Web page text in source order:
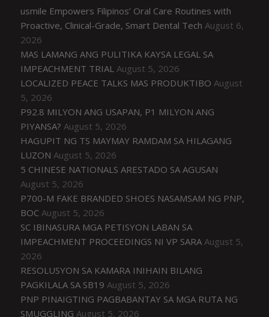
usmile Empowers Filipinos’ Oral Care Routines with
Proactive, Clinical-Grade, Smart Dental Tech August 6,
2026
MAS LAMANG ANG PULITIKA KAYSA LEGAL SA
IMPEACHMENT TRIAL August 5, 2026
LOCALIZED PEACE TALKS MAS PRODUKTIBO August
5, 2026
P92.8 MILYON ANG USAPAN, P1 MILYON ANG
PIYANSA? August 5, 2026
HAGUPIT NG TS MAYMAY RAMDAM SA HILAGANG
LUZON August 5, 2026
5 CHINESE NATIONALS ARESTADO SA AGUSAN
August 5, 2026
P700-M FAKE BRANDED SHOES NASAMSAM NG PNP,
BOC August 5, 2026
SC IBINASURA MGA PETISYON LABAN SA
IMPEACHMENT PROCEEDINGS NI VP SARA August 5,
2026
RESOLUSYON SA KAMARA INIHAIN BILANG
PAGKILALA SA SB19 August 5, 2026
PNP PINAIGTING PAGBABANTAY SA MGA RUTA NG
SMUGGLING August 5, 2026